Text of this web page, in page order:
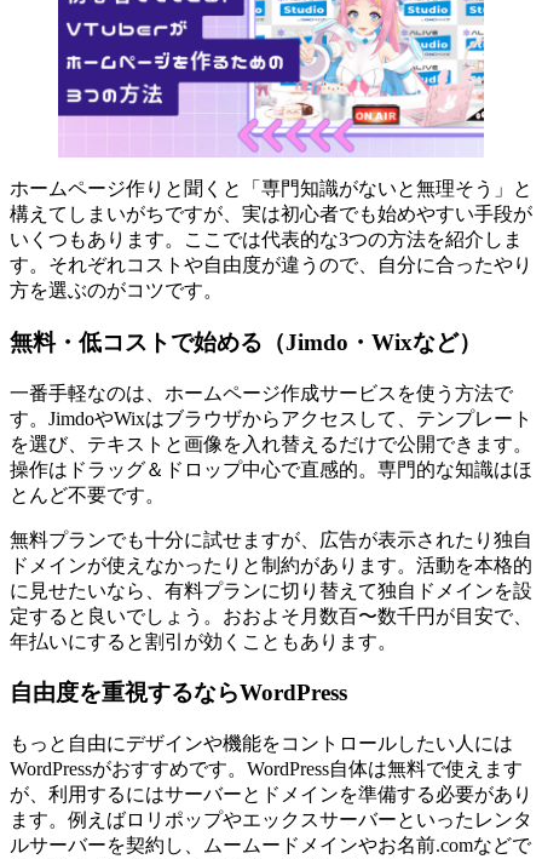
ホームページ作りと聞くと「専門知識がないと無理そう」と
構えてしまいがちですが、実は初心者でも始めやすい手段が
いくつもあります。ここでは代表的な3つの方法を紹介しま
す。それぞれコストや自由度が違うので、自分に合ったやり
方を選ぶのがコツです。
無料・低コストで始める（Jimdo・Wixなど）
一番手軽なのは、ホームページ作成サービスを使う方法で
す。JimdoやWixはブラウザからアクセスして、テンプレート
を選び、テキストと画像を入れ替えるだけで公開できます。
操作はドラッグ＆ドロップ中心で直感的。専門的な知識はほ
とんど不要です。
無料プランでも十分に試せますが、広告が表示されたり独自
ドメインが使えなかったりと制約があります。活動を本格的
に見せたいなら、有料プランに切り替えて独自ドメインを設
定すると良いでしょう。おおよそ月数百〜数千円が目安で、
年払いにすると割引が効くこともあります。
自由度を重視するならWordPress
もっと自由にデザインや機能をコントロールしたい人には
WordPressがおすすめです。WordPress自体は無料で使えます
が、利用するにはサーバーとドメインを準備する必要があり
ます。例えばロリポップやエックスサーバーといったレンタ
ルサーバーを契約し、ムームードメインやお名前.comなどで